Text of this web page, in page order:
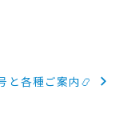
と各種ご案内📿